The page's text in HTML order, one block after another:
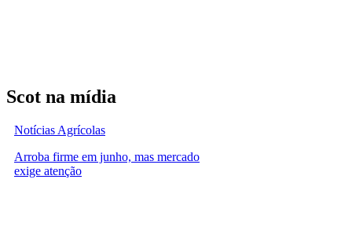
Scot na mídia
Notícias Agrícolas
Arroba firme em junho, mas mercado
exige atenção